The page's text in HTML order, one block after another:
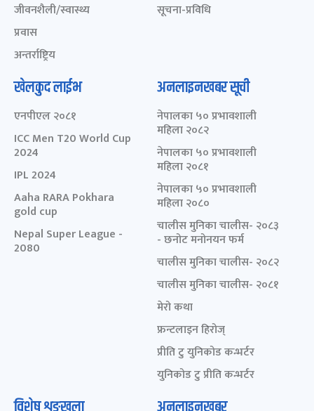
जीवनशैली/स्वास्थ्य
प्रवास
अन्तर्राष्ट्रिय
सूचना-प्रविधि
खेलकुद लाईभ
एनपीएल २०८१
ICC Men T20 World Cup
2024
IPL 2024
Aaha RARA Pokhara
gold cup
Nepal Super League -
2080
अनलाइनखबर सूची
नेपालका ५० प्रभावशाली
महिला २०८२
नेपालका ५० प्रभावशाली
महिला २०८१
नेपालका ५० प्रभावशाली
महिला २०८०
चालीस मुनिका चालीस- २०८३
- छनोट मनोनयन फर्म
चालीस मुनिका चालीस- २०८२
चालीस मुनिका चालीस- २०८१
मेरो कथा
फ्रन्टलाइन हिरोज्
प्रीति टु युनिकोड कन्भर्टर
युनिकोड टु प्रीति कन्भर्टर